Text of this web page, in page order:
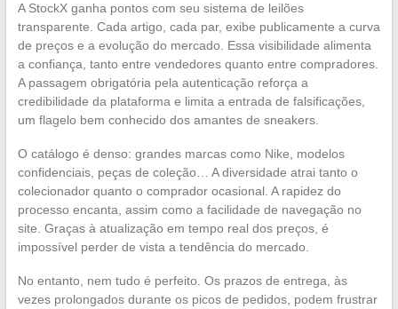
A StockX ganha pontos com seu sistema de leilões
transparente. Cada artigo, cada par, exibe publicamente a curva
de preços e a evolução do mercado. Essa visibilidade alimenta
a confiança, tanto entre vendedores quanto entre compradores.
A passagem obrigatória pela autenticação reforça a
credibilidade da plataforma e limita a entrada de falsificações,
um flagelo bem conhecido dos amantes de sneakers.
O catálogo é denso: grandes marcas como Nike, modelos
confidenciais, peças de coleção… A diversidade atrai tanto o
colecionador quanto o comprador ocasional. A rapidez do
processo encanta, assim como a facilidade de navegação no
site. Graças à atualização em tempo real dos preços, é
impossível perder de vista a tendência do mercado.
No entanto, nem tudo é perfeito. Os prazos de entrega, às
vezes prolongados durante os picos de pedidos, podem frustrar